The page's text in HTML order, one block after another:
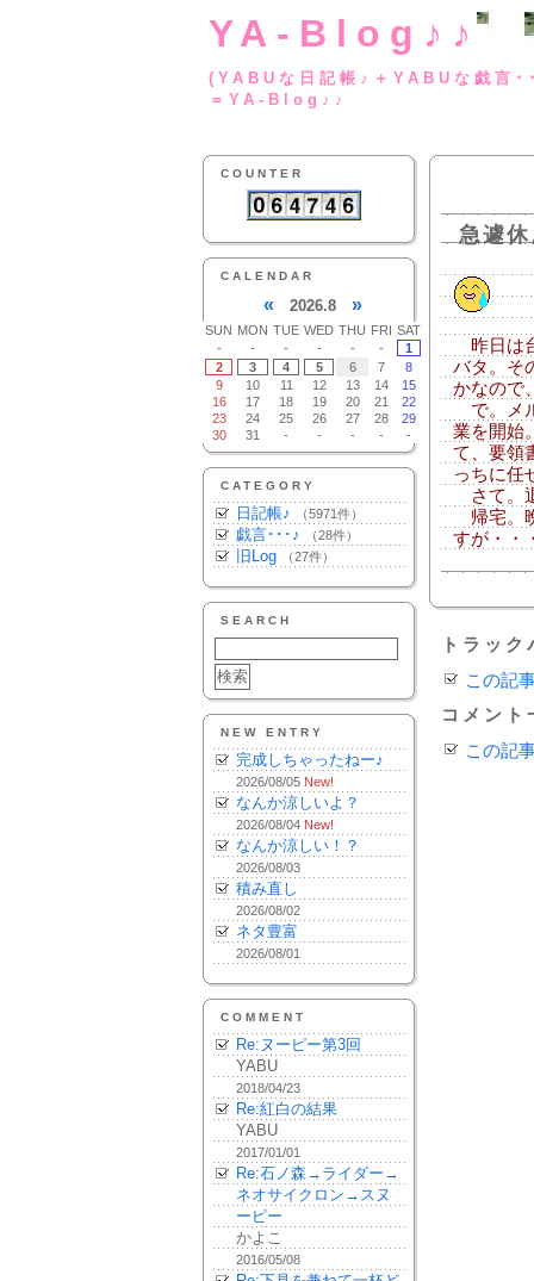
YA-Blog♪♪
(YABUな日記帳♪
＝YA-Blog♪♪
COUNTER
CALENDAR
« 2026.8 »
SUN MON TUE WED THU FRI SAT
-
- - - - -
1
2
3 4 5 6 7
8
9
10 11 12 13 14
15
16
17 18 19 20 21
22
23
24 25 26 27 28
29
30
31 - - - - -
CATEGORY
日記帳♪ （5971件）
戯言･･･♪ （28件）
旧Log （27件）
SEARCH
NEW ENTRY
完成しちゃったねー♪
2026/08/05 New!
なんか涼しいよ？
2026/08/04 New!
なんか涼しい！？
2026/08/03
積み直し
2026/08/02
ネタ豊富
2026/08/01
COMMENT
Re:ヌーピー第3回
YABU
2018/04/23
Re:紅白の結果
YABU
2017/01/01
Re:石ノ森→ライダー→
ネオサイクロン→スヌ
ーピー
かよこ
2016/05/08
急遽
昨日は
バタ。そ
かなので
で。メ
業を開始
て、要領
っちに任
さて。
帰宅。
すが・・
トラッ
この記
コメント
この記